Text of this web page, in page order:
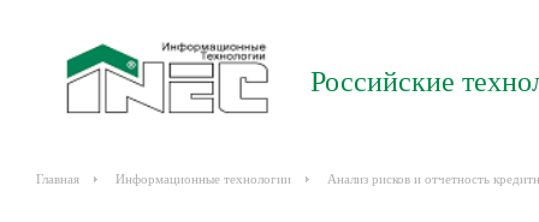
Российские
Главная Информационные технологии Анализ рисков и отчетность